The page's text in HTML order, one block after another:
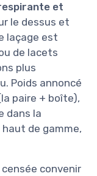
et
le dessus et
laçage est
de lacets
plus
Poids annoncé
paire + boîte),
dans la
de gamme,
convenir